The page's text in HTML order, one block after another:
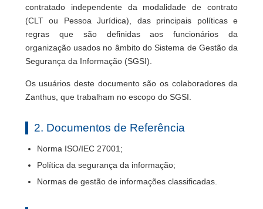
contratado independente da modalidade de contrato
(CLT ou Pessoa Jurídica), das principais políticas e
regras que são definidas aos funcionários da
organização usados no âmbito do Sistema de Gestão da
Segurança da Informação (SGSI).
Os usuários deste documento são os colaboradores da
Zanthus, que trabalham no escopo do SGSI.
2. Documentos de Referência
Norma ISO/IEC 27001;
Política da segurança da informação;
Normas de gestão de informações classificadas.